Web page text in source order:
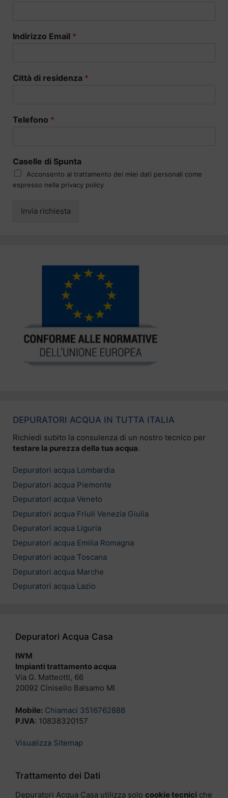
Indirizzo Email *
Città di residenza *
Telefono *
Caselle di Spunta
Acconsento al trattamento dei miei dati personali come
espresso nella privacy policy
Invia richiesta
DEPURATORI ACQUA IN TUTTA ITALIA
Richiedi subito la consulenza di un nostro tecnico per
testare la purezza della tua acqua.
Depuratori acqua Lombardia
Depuratori acqua Piemonte
Depuratori acqua Veneto
Depuratori acqua Friuli Venezia Giulia
Depuratori acqua Liguria
Depuratori acqua Emilia Romagna
Depuratori acqua Toscana
Depuratori acqua Marche
Depuratori acqua Lazio
Depuratori Acqua Casa
IWM
Impianti trattamento acqua
Via G. Matteotti, 66
20092 Cinisello Balsamo MI
Mobile: Chiamaci 3516762888
P.IVA: 10838320157
Visualizza Sitemap
Trattamento dei Dati
Depuratori Acqua Casa utilizza solo cookie tecnici che